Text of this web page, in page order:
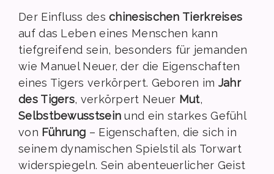
Der Einfluss deschinesischen Tierkreises
auf das Leben eines Menschen kann
tiefgreifend sein, besonders für jemanden
wie Manuel Neuer, der die Eigenschaften
eines Tigers verkörpert. Geboren im Jahr
des Tigers, verkörpert Neuer Mut,
Selbstbewusstsein und ein starkes Gefühl
von Führung – Eigenschaften, die sich in
seinem dynamischen Spielstil als Torwart
widerspiegeln. Sein abenteuerlicher Geist